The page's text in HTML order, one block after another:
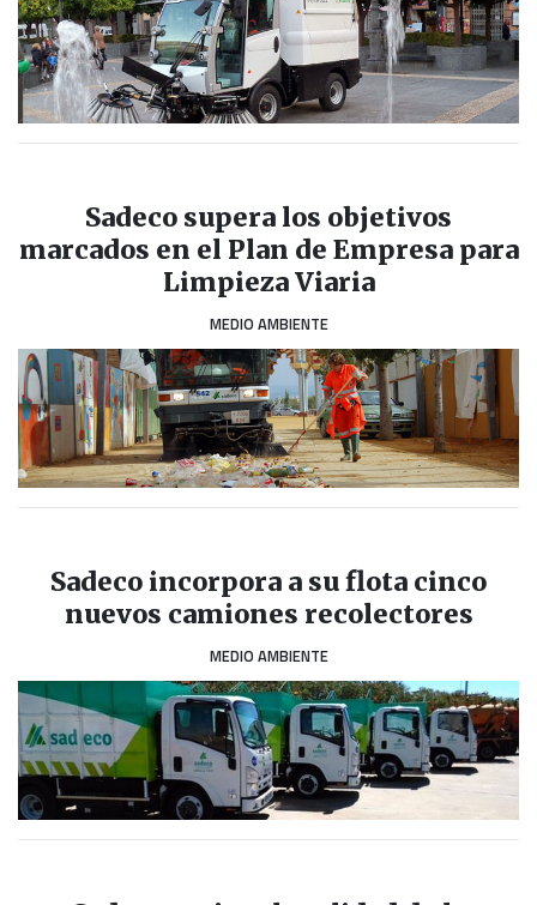
Sadeco supera los objetivos
marcados en el Plan de Empresa para
Limpieza Viaria
MEDIO AMBIENTE
Sadeco incorpora a su flota cinco
nuevos camiones recolectores
MEDIO AMBIENTE